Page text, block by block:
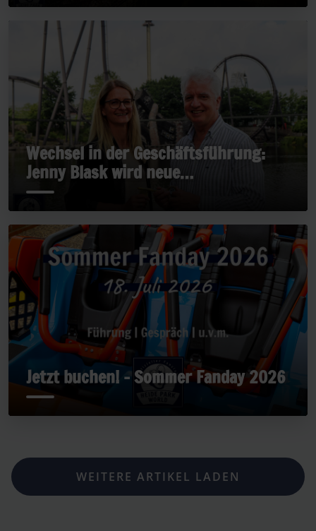
Wechsel in der Geschäftsführung:
Jenny Blask wird neue
Geschäftsführerin
Jetzt buchen! - Sommer Fanday 2026
WEITERE ARTIKEL LADEN